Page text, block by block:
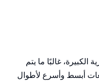
غالبًا ما يتم
أبسط وأسرع لأطوال